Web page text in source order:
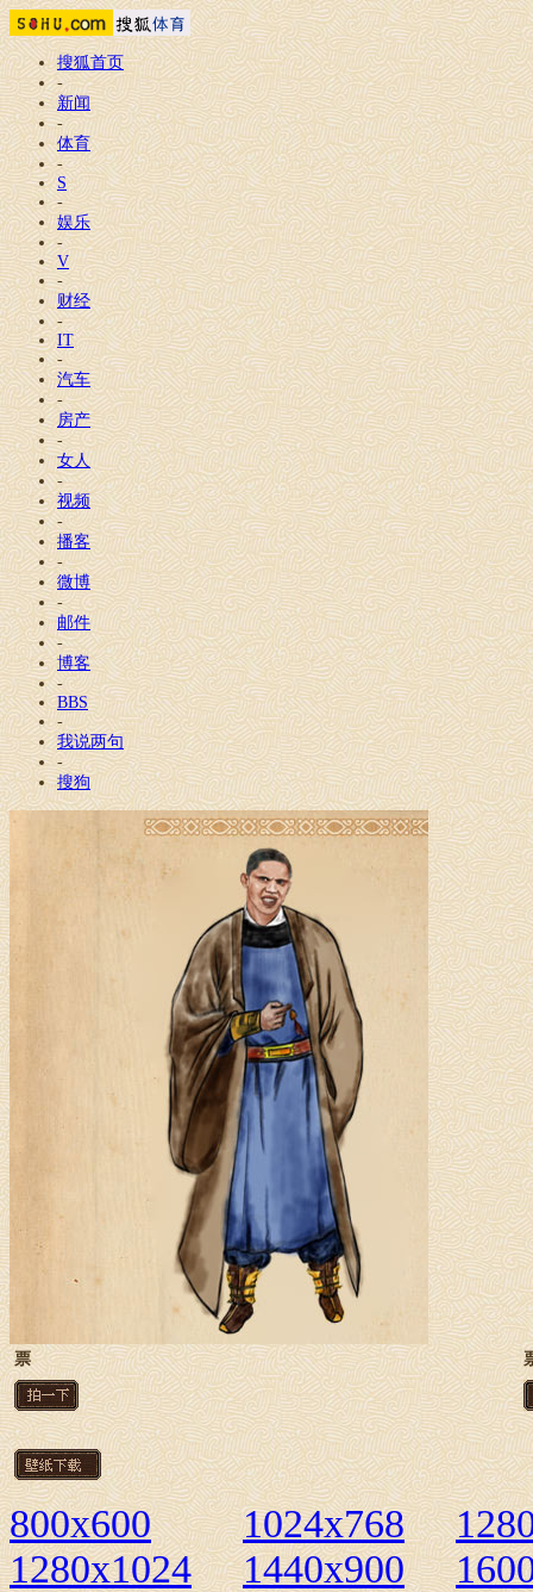
搜狐首页
-
新闻
-
体育
-
S
-
娱乐
-
V
-
财经
-
IT
-
汽车
-
房产
-
女人
-
视频
-
播客
-
微博
-
邮件
-
博客
-
BBS
-
我说两句
-
搜狗
票
800x600 1024x768
1280x1024
1440x900